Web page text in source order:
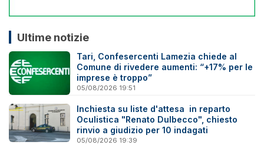
Ultime notizie
Tari, Confesercenti Lamezia chiede al
Comune di rivedere aumenti: “+17% per le
imprese è troppo”
05/08/2026 19:51
Inchiesta su liste d'attesa in reparto
Oculistica "Renato Dulbecco", chiesto
rinvio a giudizio per 10 indagati
05/08/2026 19:39